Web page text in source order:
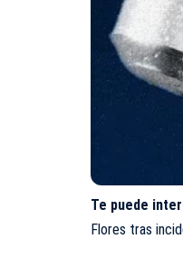
Te puede
Flores tras